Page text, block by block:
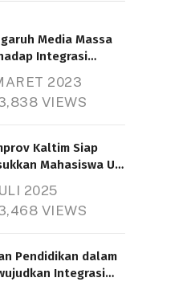
Media Massa
Integrasi
2023
VIEWS
Kaltim Siap
Mahasiswa UT
Pendidikan
2025
VIEWS
Pendidikan dalam
Integrasi